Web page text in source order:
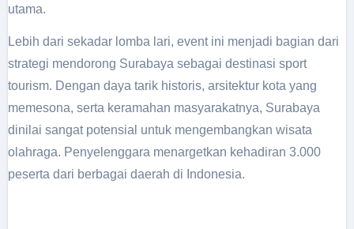
utama.
Lebih dari sekadar lomba lari, event ini menjadi bagian dari
strategi mendorong Surabaya sebagai destinasi sport
tourism. Dengan daya tarik historis, arsitektur kota yang
memesona, serta keramahan masyarakatnya, Surabaya
dinilai sangat potensial untuk mengembangkan wisata
olahraga. Penyelenggara menargetkan kehadiran 3.000
peserta dari berbagai daerah di Indonesia.